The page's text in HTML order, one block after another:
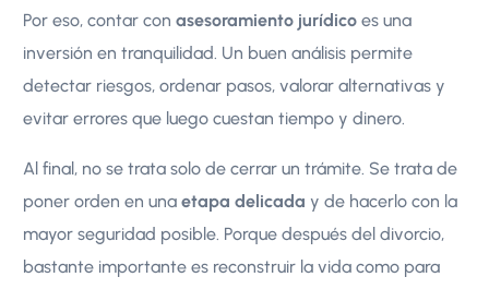
Por eso, contar conasesoramiento jurídico es una
inversión en tranquilidad. Un buen análisis permite
detectar riesgos, ordenar pasos, valorar alternativas y
evitar errores que luego cuestan tiempo y dinero.
Al final, no se trata solo de cerrar un trámite. Se trata de
poner orden en unaetapa delicada y de hacerlo con la
mayor seguridad posible. Porque después del divorcio,
bastante importante es reconstruir la vida como para